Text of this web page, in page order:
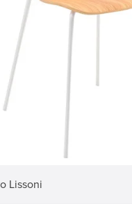
Lissoni